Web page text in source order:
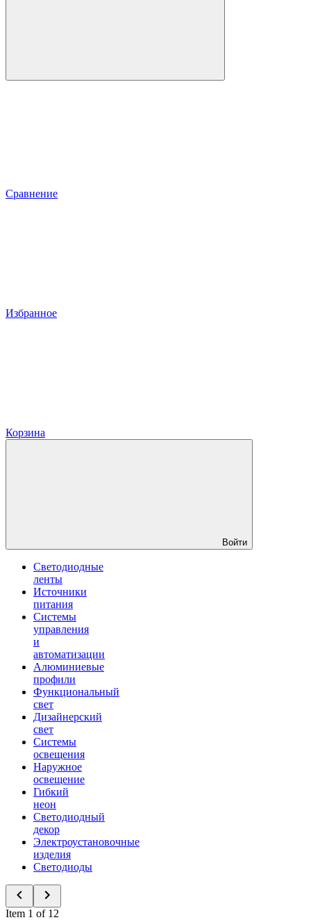
Сравнение
Избранное
Корзина
Войти
Светодиодные
ленты
Источники
питания
Системы
управления
и
автоматизации
Алюминиевые
профили
Функциональный
свет
Дизайнерский
свет
Системы
освещения
Наружное
освещение
Гибкий
неон
Светодиодный
декор
Электроустановочные
изделия
Светодиоды
Item 1 of 12